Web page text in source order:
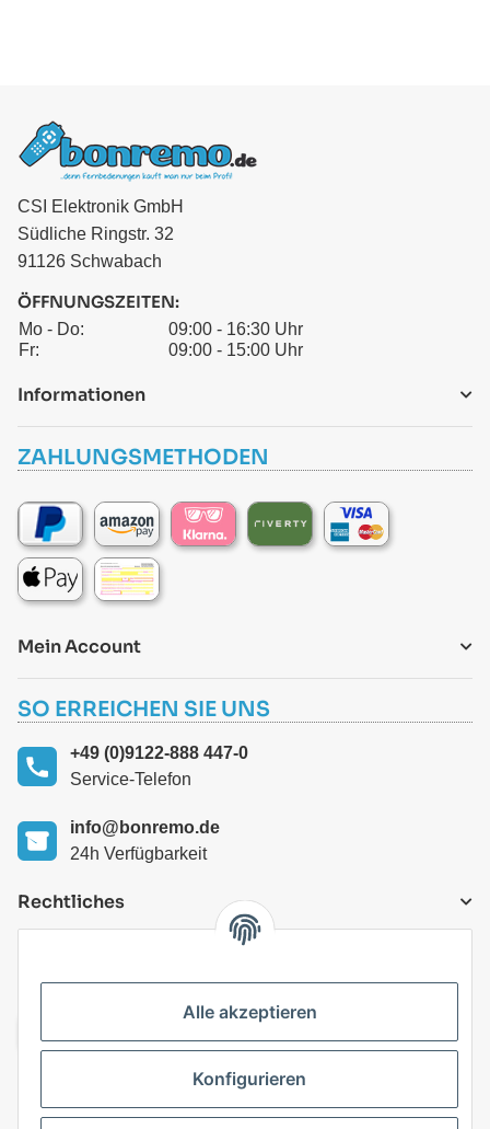
CSI Elektronik GmbH
Südliche Ringstr. 32
91126 Schwabach
ÖFFNUNGSZEITEN:
Mo - Do:
09:00 - 16:30 Uhr
Fr:
09:00 - 15:00 Uhr
Informationen
ZAHLUNGSMETHODEN
Mein Account
SO ERREICHEN SIE UNS
+49 (0)9122-888 447-0
Service-Telefon
info@bonremo.de
24h Verfügbarkeit
Rechtliches
Alle akzeptieren
Konfigurieren